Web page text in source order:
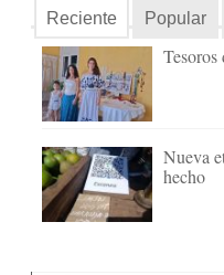
Reciente Popular
Nueva
hecho